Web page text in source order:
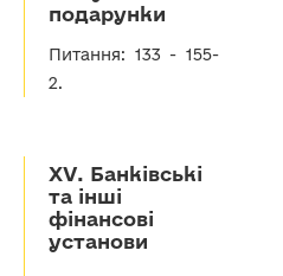
подарунки
Питання: 133 - 155-
2.
XV. Банківські
та інші
фінансові
установи